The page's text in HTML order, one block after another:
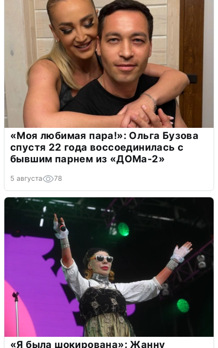
«Моя любимая пара!»: Ольга Бузова
спустя 22 года воссоединилась с
бывшим парнем из «ДОМа-2»
5 августа 78
«Я была шокирована»: Жанну